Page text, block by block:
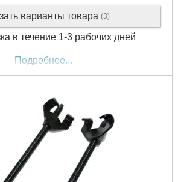
варианты товара (3)
в течение 1-3 рабочих дней
Подробнее...